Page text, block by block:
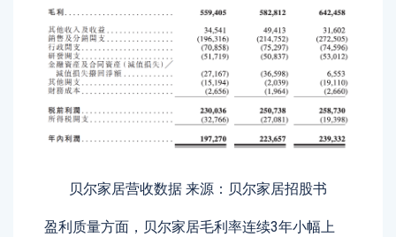
贝尔家居营收数据 来源：贝尔家居招股书
盈利质量方面，贝尔家居毛利率连续3年小幅上